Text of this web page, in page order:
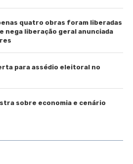
quatro obras foram liberadas
nega liberação geral anunciada
para assédio eleitoral no
sobre economia e cenário